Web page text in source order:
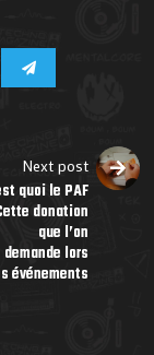
Next post
quoi le PAF
donation
que l’on
demande lors
événements